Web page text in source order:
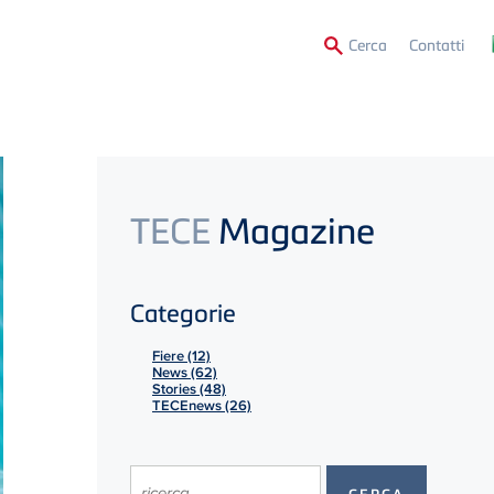
Cerca Contatti
TECE Magazine
Categorie
Fiere (12)
News (62)
Stories (48)
TECEnews (26)